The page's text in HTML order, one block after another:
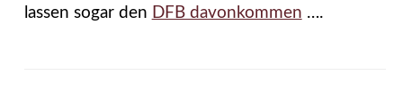
lassen sogar den DFB davonkommen ….